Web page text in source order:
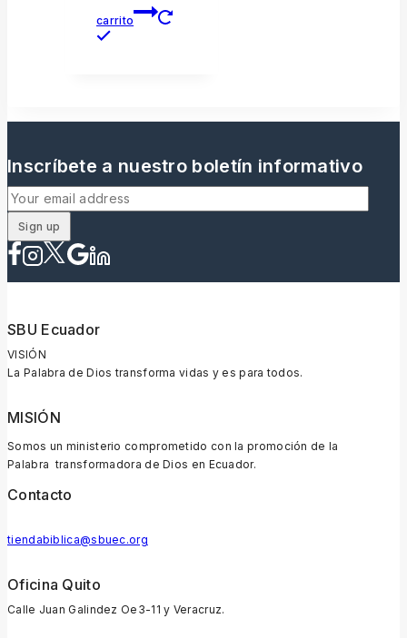
carrito
Inscríbete a nuestro boletín informativo
SBU Ecuador
VISIÓN
La Palabra de Dios transforma vidas y es para todos.
MISIÓN
Somos un ministerio comprometido con la promoción de la
Palabra transformadora de Dios en Ecuador.
Contacto
tiendabiblica@sbuec.org
Oficina Quito
Calle Juan Galindez Oe3-11 y Veracruz.